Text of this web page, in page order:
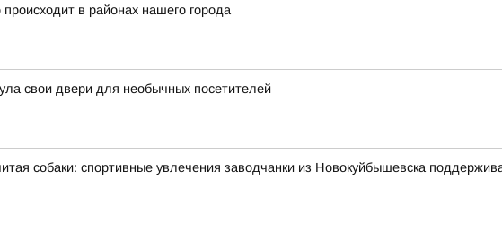
в районах нашего города
свои двери для необычных посетителей
собаки: спортивные увлечения заводчанки из Новокуйбышевска